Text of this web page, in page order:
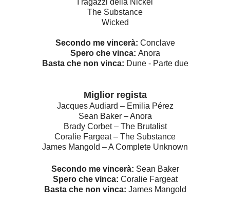
The Substance
Wicked
Secondo me vincerà: Conclave
Spero che vinca: Anora
Basta che non vinca: Dune - Parte due
Miglior regista
Jacques Audiard – Emilia Pérez
Sean Baker – Anora
Brady Corbet – The Brutalist
Coralie Fargeat – The Substance
James Mangold – A Complete Unknown
Secondo me vincerà: Sean Baker
Spero che vinca: Coralie Fargeat
Basta che non vinca: James Mangold